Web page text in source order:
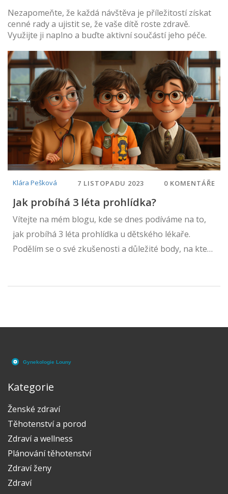
Nezapomeňte, že každá návštěva je příležitostí získat
cenné rady a ujistit se, že vaše dítě roste zdravě.
Využijte ji naplno a buďte aktivní součástí jeho péče.
Klára Pešková 7 LISTOPADU 2023 0 KOMENTÁŘE
Jak probíhá 3 léta prohlídka?
Vítejte na mém blogu, kde se dnes podíváme na to,
jak probíhá 3 léta prohlídka u dětského lékaře.
Podělím se o své zkušenosti a důležité body, na které
Kategorie
Ženské zdraví
Těhotenství a porod
Zdraví a wellness
Plánování těhotenství
Zdraví ženy
Zdraví